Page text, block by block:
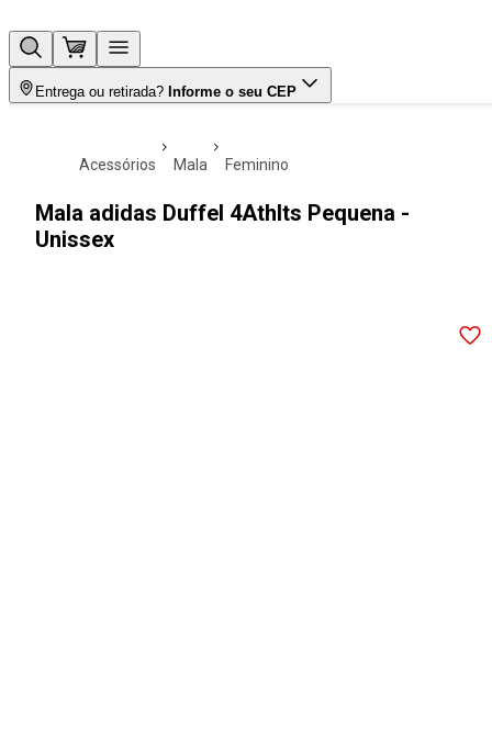
Entrega ou retirada? Informe o seu CEP
acessórios mala feminino
Mala adidas Duffel 4Athlts Pequena -
Unissex